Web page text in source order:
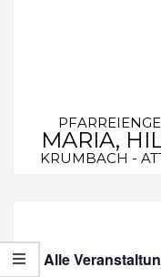
MARIA,
KRUMBACH -
Menu
« Alle